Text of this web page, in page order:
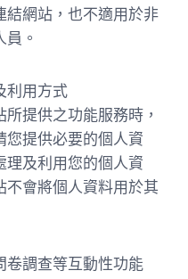
結網站，也不適用於非
。
利用方式
提供之功能服務時，
您提供必要的個人資
理及利用您的個人資
不會將個人資料用於其
卷調查等互動性功能